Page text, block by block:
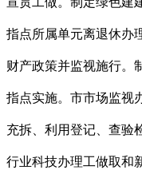
指点所属单元离退休办
财产政策并监视施行。
指点实施。市市场监视
充拆、利用登记、查验
行业科技办理工做取和